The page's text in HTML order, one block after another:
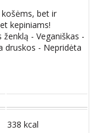
bet ir
kepiniams!
- Veganiškas -
druskos - Nepridėta
338 kcal